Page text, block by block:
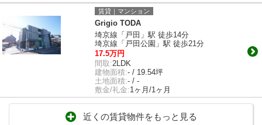
賃貸｜マンション
Grigio TODA
埼京線「戸田」駅 徒歩14分
埼京線「戸田公園」駅 徒歩21分
17.5万円
間取:2LDK
建物面積:- / 19.54坪
土地面積:- / -
敷金/礼金:1ヶ月/1ヶ月
近くの賃貸物件をもっと見る